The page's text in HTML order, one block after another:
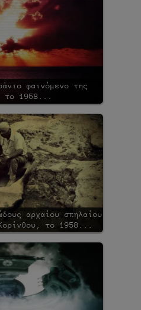
φαινόμενο της
το 1958...
αρχαίου σπηλαίου
το 1958...